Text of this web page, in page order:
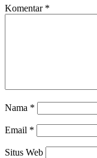
Komentar *
Nama *
Email *
Situs Web